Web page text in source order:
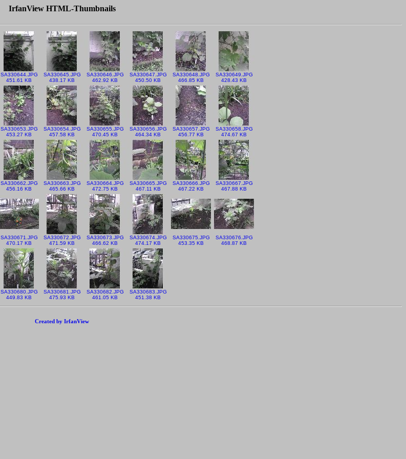
IrfanView HTML-Thumbnails
SA330644.JPG
451.61 KB
SA330645.JPG
438.17 KB
SA330646.JPG
462.92 KB
SA330647.JPG
450.50 KB
SA330648.JPG
466.85 KB
SA330649.JPG
428.43 KB
SA330653.JPG
453.27 KB
SA330654.JPG
457.58 KB
SA330655.JPG
470.45 KB
SA330656.JPG
464.34 KB
SA330657.JPG
456.77 KB
SA330658.JPG
474.67 KB
SA330662.JPG
456.16 KB
SA330663.JPG
465.66 KB
SA330664.JPG
472.75 KB
SA330665.JPG
467.11 KB
SA330666.JPG
467.22 KB
SA330667.JPG
467.88 KB
SA330671.JPG
470.17 KB
SA330672.JPG
471.59 KB
SA330673.JPG
466.62 KB
SA330674.JPG
474.17 KB
SA330675.JPG
453.35 KB
SA330676.JPG
468.87 KB
SA330680.JPG
449.83 KB
SA330681.JPG
475.93 KB
SA330682.JPG
461.05 KB
SA330683.JPG
451.38 KB
Created by IrfanView